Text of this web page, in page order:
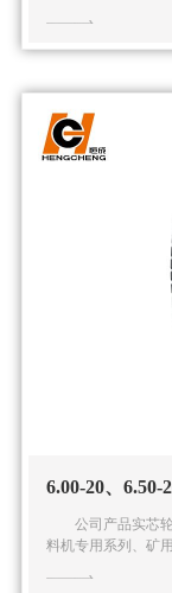
6.00-20、6.50-
公司产品实芯轮
料机专用系列、矿